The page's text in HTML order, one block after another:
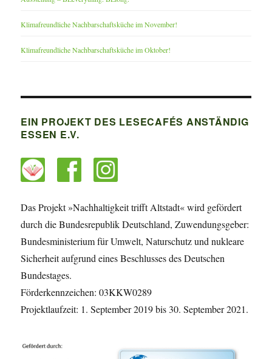
Klimafreundliche Nachbarschaftsküche im November!
Klimafreundliche Nachbarschaftsküche im Oktober!
EIN PROJEKT DES LESECAFÉS ANSTÄNDIG
ESSEN E.V.
Das Projekt »Nachhaltigkeit trifft Altstadt« wird gefördert
durch die Bundesrepublik Deutschland, Zuwendungsgeber:
Bundesministerium für Umwelt, Naturschutz und nukleare
Sicherheit aufgrund eines Beschlusses des Deutschen
Bundestages.
Förderkennzeichen: 03KKW0289
Projektlaufzeit: 1. September 2019 bis 30. September 2021.